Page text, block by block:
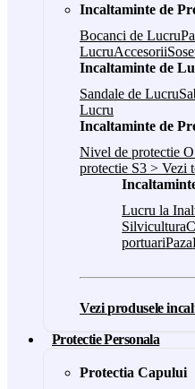
Incaltaminte de
Bocanci de Lucru
LucruAccesorii
Incaltaminte de
Sandale de Lucru
Lucru
Incaltaminte de
Nivel de protectie
protectie S3 > Vezi
Lucru la
Silvicultura
portuariPaza
Vezi produsele
Protectie Personala
Protectia Capului